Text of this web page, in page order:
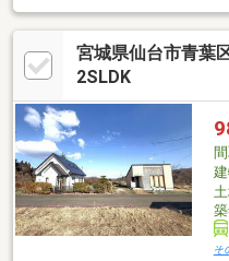
宮城県仙台市青葉
2SLDK
そ